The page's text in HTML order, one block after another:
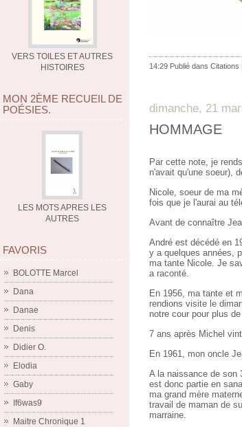
VERS TOILES ET AUTRES
HISTOIRES
MON 2ÈME RECUEIL DE
POÉSIES.
LES MOTS APRES LES
AUTRES
FAVORIS
BOLOTTE Marcel
Dana
Danae
Denis
Didier O.
Elodia
Gaby
If6was9
Maitre Chronique 1
14:29 Publié dans Citations
dimanche, 21
HOMMAGE
Par cette note, je
n'avait qu'une soeur),
Nicole, soeur de ma
fois que je l'aurai au
Avant de connaître
André est décédé en
y a quelques années,
ma tante Nicole. Je
a raconté.
En 1956, ma tante et
rendions visite le
notre cour pour plus
7 ans après Michel
En 1961, mon oncle
A la naissance de son
est donc partie en
ma grand mère
travail de maman de
marraine.